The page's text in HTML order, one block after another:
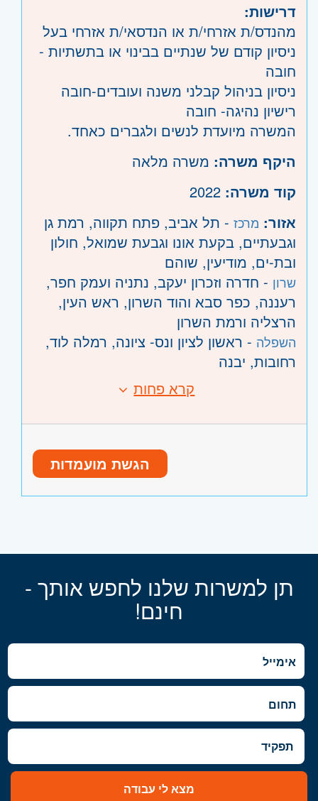
דרישות:
מהנדס/ת אזרחי/ת או הנדסאי/ת אזרחי בעל
ניסיון קודם של שנתיים בבינוי או בתשתיות -
חובה
ניסיון בניהול קבלני משנה ועובדים-חובה
רישיון נהיגה- חובה
המשרה מיועדת לנשים ולגברים כאחד.
היקף משרה: משרה מלאה
קוד משרה:
אזור: מרכז - תל אביב, פתח תקווה, רמת גן
וגבעתיים, בקעת אונו וגבעת שמואל, חולון
ובת-ים, מודיעין, שוהם
שרון - חדרה וזכרון יעקב, נתניה ועמק חפר,
רעננה, כפר סבא והוד השרון, ראש העין,
הרצליה ורמת השרון
השפלה - ראשון לציון ונס- ציונה, רמלה לוד,
רחובות, יבנה
קרא פחות
הגשת מועמדות
תן למשרות שלנו לחפש אותך -
חינם!
מצא לי עבודה